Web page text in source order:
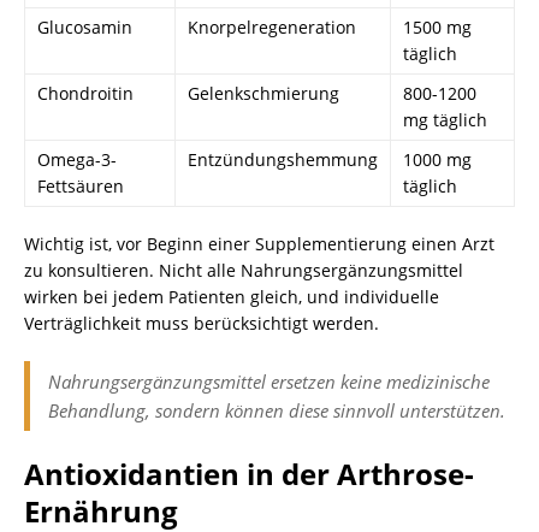
Glucosamin Knorpelregeneration
1500 mg
täglich
Chondroitin
Gelenkschmierung
800-1200
mg täglich
Omega-3-
Fettsäuren
Entzündungshemmung
1000 mg
täglich
Wichtig ist, vor Beginn einer Supplementierung einen Arzt
zu konsultieren. Nicht alle Nahrungsergänzungsmittel
wirken bei jedem Patienten gleich, und individuelle
Verträglichkeit muss berücksichtigt werden.
Nahrungsergänzungsmittel ersetzen keine medizinische
Behandlung, sondern können diese sinnvoll unterstützen.
Antioxidantien in der Arthrose-
Ernährung